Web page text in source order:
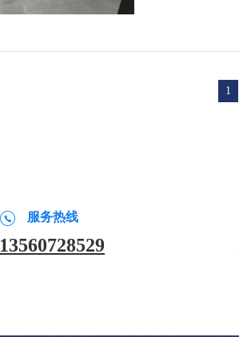
1
服务热线
13560728529